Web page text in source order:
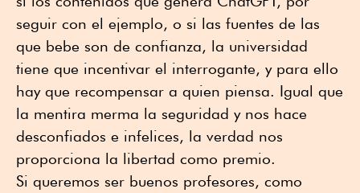
seguir con el ejemplo, o si las fuentes de las
que bebe son de confianza, la universidad
tiene que incentivar el interrogante, y para ello
hay que recompensar a quien piensa. Igual que
la mentira merma la seguridad y nos hace
desconfiados e infelices, la verdad nos
proporciona la libertad como premio.
Si queremos ser buenos profesores, como